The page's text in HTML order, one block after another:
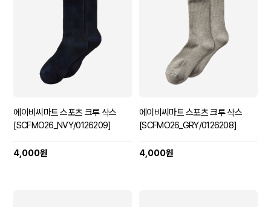
에이비씨마트 스포츠 크루 삭스
[SCFMO26_NVY/0126209]
4,000원
에이비씨마트 스포츠 크루 삭스
[SCFMO26_GRY/0126208]
4,000원